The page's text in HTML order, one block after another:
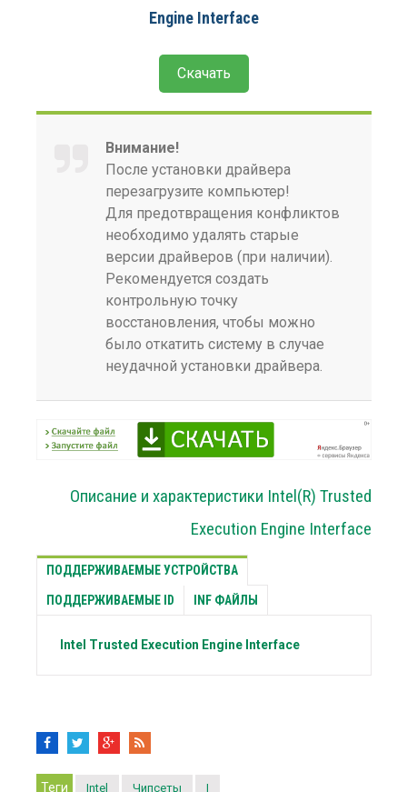
Engine Interface
Скачать
Внимание!
После установки драйвера
перезагрузите компьютер!
Для предотвращения конфликтов
необходимо удалять старые
версии драйверов (при наличии).
Рекомендуется создать
контрольную точку
восстановления, чтобы можно
было откатить систему в случае
неудачной установки драйвера.
Описание и характеристики Intel(R) Trusted
Execution Engine Interface
ПОДДЕРЖИВАЕМЫЕ УСТРОЙСТВА
ПОДДЕРЖИВАЕМЫЕ ID INF ФАЙЛЫ
Intel Trusted Execution Engine Interface
Теги Intel Чипсеты I